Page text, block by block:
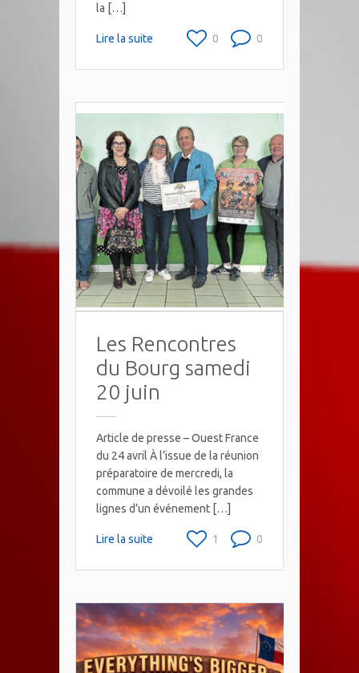
la […]
Lire la suite 0
0
Les Rencontres
du Bourg samedi
20 juin
Article de presse – Ouest France
du 24 avril À l’issue de la réunion
préparatoire de mercredi, la
commune a dévoilé les grandes
lignes d’un événement […]
Lire la suite 0
1